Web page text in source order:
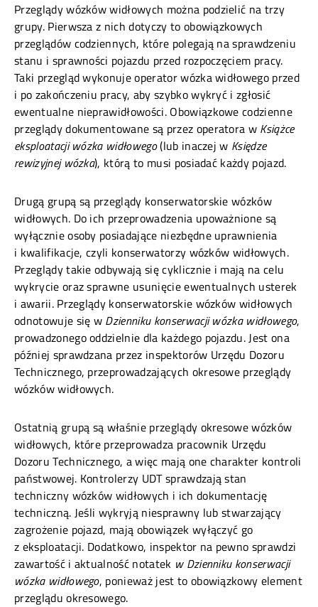
Przeglądy wózków widłowych można podzielić na trzy
grupy. Pierwsza z nich dotyczy to obowiązkowych
przeglądów codziennych, które polegają na sprawdzeniu
stanu i sprawności pojazdu przed rozpoczęciem pracy.
Taki przegląd wykonuje operator wózka widłowego przed
i po zakończeniu pracy, aby szybko wykryć i zgłosić
ewentualne nieprawidłowości. Obowiązkowe codzienne
przeglądy dokumentowane są przez operatora w Książce
eksploatacji wózka widłowego(lub inaczej w Księdze
rewizyjnej wózka), którą to musi posiadać każdy pojazd.
Drugą grupą są przeglądy konserwatorskie wózków
widłowych. Do ich przeprowadzenia upoważnione są
wyłącznie osoby posiadające niezbędne uprawnienia
i kwalifikacje, czyli konserwatorzy wózków widłowych.
Przeglądy takie odbywają się cyklicznie i mają na celu
wykrycie oraz sprawne usunięcie ewentualnych usterek
i awarii. Przeglądy konserwatorskie wózków widłowych
odnotowuje się w Dzienniku konserwacji wózka widłowego,
prowadzonego oddzielnie dla każdego pojazdu. Jest ona
później sprawdzana przez inspektorów Urzędu Dozoru
Technicznego, przeprowadzających okresowe przeglądy
wózków widłowych.
Ostatnią grupą są właśnie przeglądy okresowe wózków
widłowych, które przeprowadza pracownik Urzędu
Dozoru Technicznego, a więc mają one charakter kontroli
państwowej. Kontrolerzy UDT sprawdzają stan
techniczny wózków widłowych i ich dokumentację
techniczną. Jeśli wykryją niesprawny lub stwarzający
zagrożenie pojazd, mają obowiązek wyłączyć go
z eksploatacji. Dodatkowo, inspektor na pewno sprawdzi
zawartość i aktualność notatek w Dzienniku konserwacji
wózka widłowego, ponieważ jest to obowiązkowy element
przeglądu okresowego.